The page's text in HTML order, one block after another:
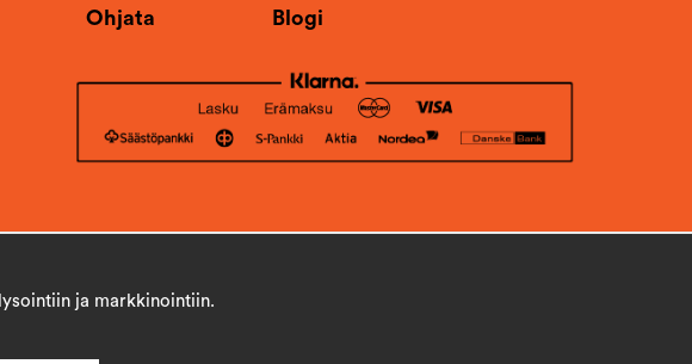
Ohjata Blogi
ja markkinointiin.